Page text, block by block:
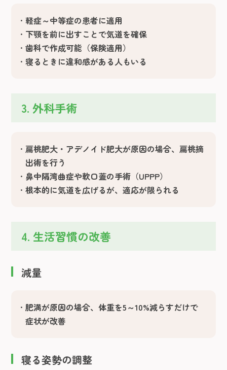
軽症～中等症の患者に適用
下顎を前に出すことで気道を確保
歯科で作成可能（保険適用）
寝るときに違和感がある人もいる
3. 外科手術
扁桃肥大・アデノイド肥大が原因の場合、扁桃摘
出術を行う
鼻中隔湾曲症や軟口蓋の手術（UPPP）
根本的に気道を広げるが、適応が限られる
4. 生活習慣の改善
減量
肥満が原因の場合、体重を5～10%減らすだけで
症状が改善
寝る姿勢の調整